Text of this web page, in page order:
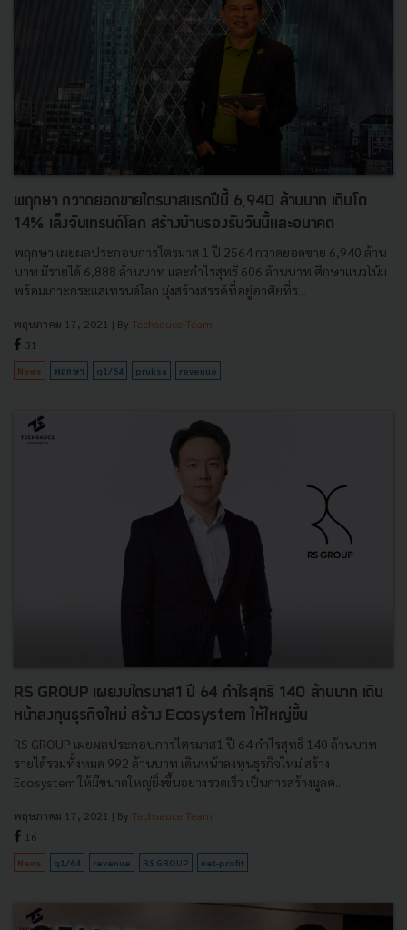
พฤกษา กวาดยอดขายไตรมาสแรกปีนี้ 6,940 ล้านบาท เติบโต
14% เล็งจับเทรนด์โลก สร้างบ้านรองรับวันนี้และอนาคต
พฤกษา เผยผลประกอบการไตรมาส 1 ปี 2564 กวาดยอดขาย 6,940 ล้าน
บาท มีรายได้ 6,888 ล้านบาท และกำไรสุทธิ 606 ล้านบาท ศึกษาแนวโน้ม
พร้อมเกาะกระแสเทรนด์โลก มุ่งสร้างสรรค์ที่อยู่อาศัยที่ร...
พฤษภาคม 17, 2021 | By Techsauce Team
31
News พฤกษา q1/64 pruksa revenue
RS GROUP เผยงบไตรมาส1 ปี 64 กำไรสุทธิ 140 ล้านบาท เดิน
หน้าลงทุนธุรกิจใหม่ สร้าง Ecosystem ให้ใหญ่ขึ้น
RS GROUP เผยผลประกอบการไตรมาส1 ปี 64 กำไรสุทธิ 140 ล้านบาท
รายได้รวมทั้งหมด 992 ล้านบาท เดินหน้าลงทุนธุรกิจใหม่ สร้าง
Ecosystem ให้มีขนาดใหญ่ยิ่งขึ้นอย่างรวดเร็ว เป็นการสร้างมูลค่...
พฤษภาคม 17, 2021 | By Techsauce Team
16
News q1/64 revenue RS GROUP net-profit